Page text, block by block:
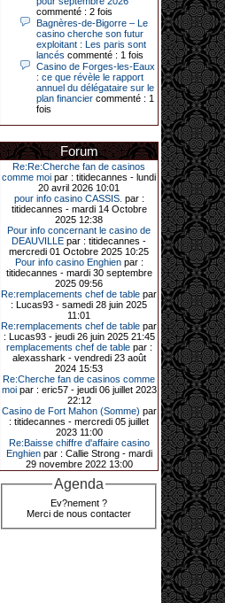
Le plus gros gain gagné depuis plus
de 20 ans dans l’établissement.
31-03-2026|
Série de jackpots au casino JOA de
Gujan-Mestras : ce mois de mars a
été fructueux pour quelques
une machine à sous pour une mise
initiale de 5,28 €. Puis quelques
jours plus tard, le vendredi 27 mars,
un joueur a décroché 12 086 euros
sur une autre machine à sous.
Enfin, troisième et dernier jackpot,
record cette fois-ci, le samedi 28
mars dernier. Quelque 111 322
euros ont été remportés sur la table
d’Ultimate Texas Hold’em Poker,
grâce à une mise de 5 euros sur la
case bonus et une quinte flush
royale. Ces gains ont été annoncés
dans un communiqué diffusé par le
casino ce lundi 30 mars en soirée.
11-01-2026|
Dimanche 11 janvier, en soirée, une
cliente retraitée de 78 ans, habitant
Trémuson, a eu l’énorme surprise
de décrocher un méga jackpot.
Elle n’a misé que 88 centimes sur
une machine à sous et a remporté
4_ 239 €?!
10-01-2026|
Au « Kasino » de Fréhel, une
vacancière a décroché le jackpot
commenté : 2 fois
Bagnères-de-Bigorre – Le
casino cherche son futur
exploitant : Les paris sont
lancés commenté : 1 fois
Casino de Forges-les-Eaux
: ce que révèle le rapport
annuel du délégataire sur le
plan financier commenté : 1
fois
Forum
Re:Re:Cherche fan de casinos
comme moi par : titidecannes - lundi
20 avril 2026 10:01
pour info casino CASSIS. par :
titidecannes - mardi 14 Octobre
2025 12:38
Pour info concernant le casino de
DEAUVILLE par : titidecannes -
mercredi 01 Octobre 2025 10:25
Pour info casino Enghienpar :
titidecannes - mardi 30 septembre
2025 09:56
Re:remplacements chef de table par
: Lucas93 - samedi 28 juin 2025
11:01
Re:remplacements chef de table par
: Lucas93 - jeudi 26 juin 2025 21:45
remplacements chef de tablepar :
alexasshark - vendredi 23 août
2024 15:53
Re:Cherche fan de casinos comme
moipar : eric57 - jeudi 06 juillet 2023
22:12
Casino de Fort Mahon (Somme) par
: titidecannes - mercredi 05 juillet
2023 11:00
Re:Baisse chiffre d'affaire casino
Enghienpar : Callie Strong - mardi
29 novembre 2022 13:00
Agenda
Ev?nement ?
Merci de nous contacter